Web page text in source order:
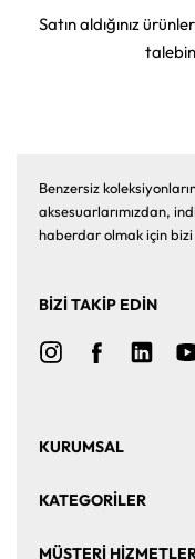
Satın aldığınız
Benzersiz
aksesuarlarımızdan,
haberdar olmak için
BİZİ TAKİP EDİN
KURUMSAL
KATEGORİLER
MÜŞTERİ